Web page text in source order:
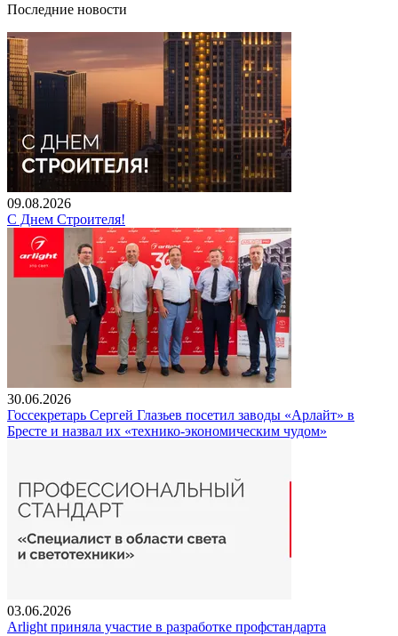
Последние новости
09.08.2026
С Днем Строителя!
30.06.2026
Госсекретарь Сергей Глазьев посетил заводы «Арлайт» в
Бресте и назвал их «технико-экономическим чудом»
03.06.2026
Arlight приняла участие в разработке профстандарта